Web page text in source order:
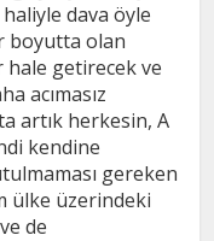
dava öyle
boyutta olan
hale getirecek ve
acımasız
artık herkesin, A
kendine
gereken
ülke üzerindeki
de